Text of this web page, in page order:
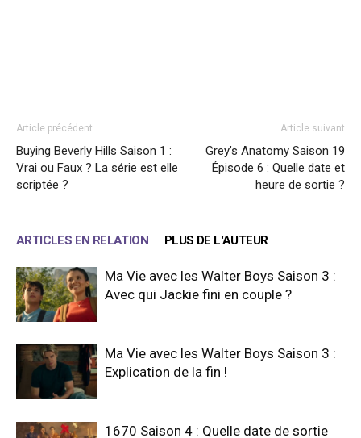
Article précédent
Buying Beverly Hills Saison 1 :
Vrai ou Faux ? La série est elle
scriptée ?
Article suivant
Grey’s Anatomy Saison 19
Épisode 6 : Quelle date et
heure de sortie ?
ARTICLES EN RELATION PLUS DE L'AUTEUR
Ma Vie avec les Walter Boys Saison 3 :
Avec qui Jackie fini en couple ?
Ma Vie avec les Walter Boys Saison 3 :
Explication de la fin !
1670 Saison 4 : Quelle date de sortie